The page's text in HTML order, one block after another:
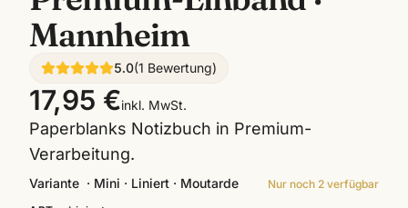
Mannheim
5.0(1 Bewertung)
17,95 €inkl. MwSt.
Paperblanks Notizbuch in Premium-
Verarbeitung.
Variante · Mini · Liniert · Moutarde Nur noch 2 verfügbar